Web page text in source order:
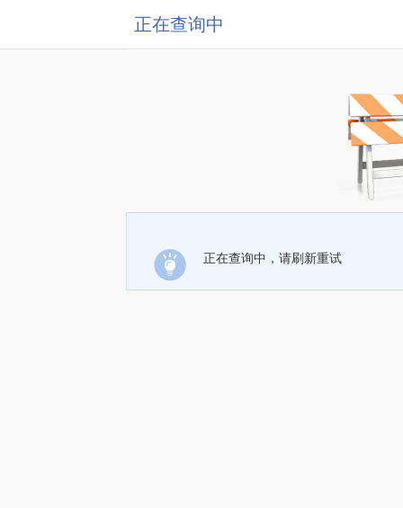
正在查询中
正在查询中，请刷新重试